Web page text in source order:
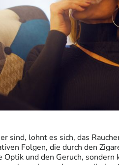
sind, lohnt es sich, das
Folgen, die durch den
und den Geruch, sondern